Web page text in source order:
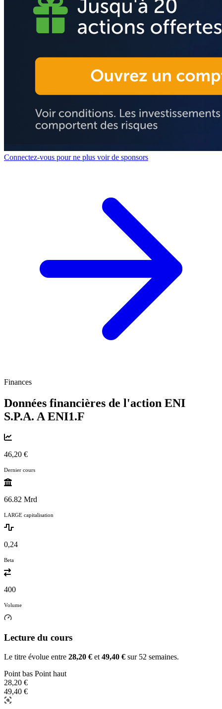
Connectez-vous pour ne plus voir de sponsors
Finances
Données financières de l'action ENI
S.P.A. A ENI1.F
46,20 €
Dernier cours
66.82 Mrd
LARGE capitalisation
0,24
Beta
400
Volume
Lecture du cours
Le titre évolue entre 28,20 € et 49,40 € sur 52 semaines.
Point bas Point haut
28,20 €
49,40 €